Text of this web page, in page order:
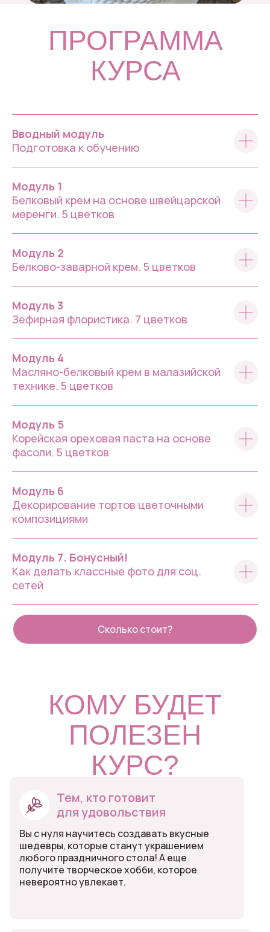
ПРОГРАММА
КУРСА
Вводный модуль
Подготовка к обучению
Модуль 1
Белковый крем на основе швейцарской
меренги. 5 цветков
Модуль 2
Белково-заварной крем. 5 цветков
Модуль 3
Зефирная флористика. 7 цветков
Модуль 4
Масляно-белковый крем в малазийской
технике. 5 цветков
Модуль 5
Корейская ореховая паста на основе
фасоли. 5 цветков
Модуль 6
Декорирование тортов цветочными
композициями
Модуль 7. Бонусный!
Как делать классные фото для соц.
сетей
Сколько стоит?
Вы с нуля научитесь создавать вкусные
шедевры, которые станут украшением
любого праздничного стола! А еще
получите творческое хобби, которое
невероятно увлекает.
Тем, кто готовит
для удовольствия
КОМУ БУДЕТ
ПОЛЕЗЕН
КУРС?